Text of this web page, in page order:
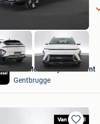
Van Mossel Hyundai Gent
Gentbrugge